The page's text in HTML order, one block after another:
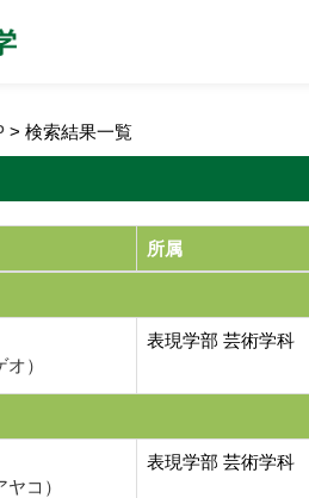
> 検索結果一覧
所属
）
表現学部 芸術学科
コ）
表現学部 芸術学科